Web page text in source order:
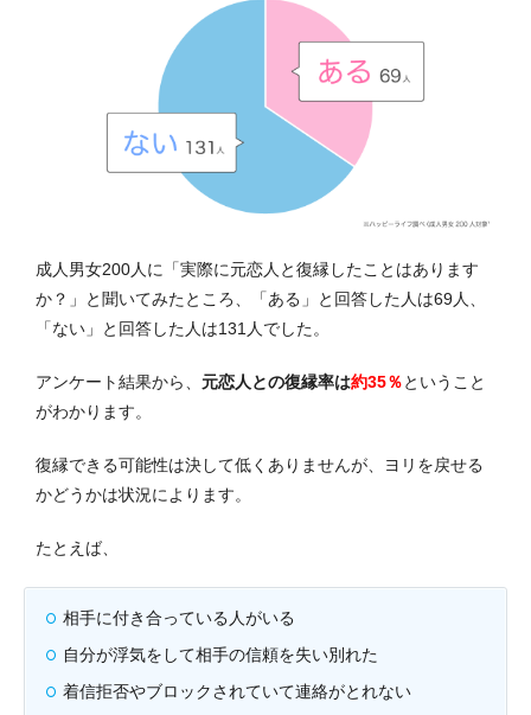
成人男女200人に「実際に元恋人と復縁したことはあります
か？」と聞いてみたところ、「ある」と回答した人は69人、
「ない」と回答した人は131人でした。
アンケート結果から、 元恋人との復縁率は約35％ということ
がわかります。
復縁できる可能性は決して低くありませんが、ヨリを戻せる
かどうかは状況によります。
たとえば、
相手に付き合っている人がいる
自分が浮気をして相手の信頼を失い別れた
着信拒否やブロックされていて連絡がとれない